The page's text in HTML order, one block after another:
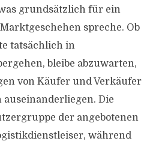
grundsätzlich für ein
spreche. Ob
tatsächlich in
bleibe abzuwarten,
von Käufer und Verkäufer
Die
der angebotenen
während